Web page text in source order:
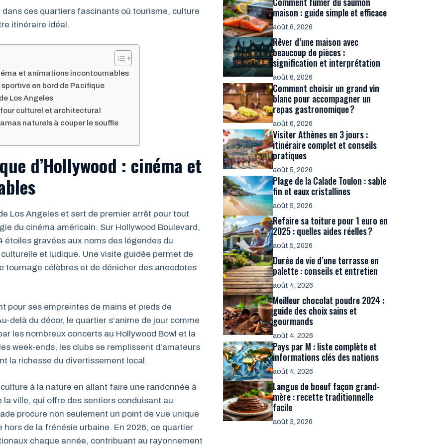
ces quartiers fascinants où tourisme, culture
itinéraire idéal.
et animations incontournables
en bord de Pacifique
Los Angeles
culturel et architectural
naturels à couper le souffle
d’Hollywood : cinéma et
Los Angeles et sert de premier arrêt pour tout
du cinéma américain. Sur Hollywood Boulevard,
étoiles gravées aux noms des légendes du
et ludique. Une visite guidée permet de
tournage célèbres et de dénicher des anecdotes
pour ses empreintes de mains et pieds de
delà du décor, le quartier s’anime de jour comme
les nombreux concerts au Hollywood Bowl et la
week-ends, les clubs se remplissent d’amateurs
la richesse du divertissement local.
à la nature en allant faire une randonnée à
ville, qui offre des sentiers conduisant au
procure non seulement un point de vue unique
de la frénésie urbaine. En 2026, ce quartier
chaque année, contribuant au rayonnement
maison : guide simple et efficace
août 6, 2026
Rêver d’une maison avec
beaucoup de pièces :
signification et interprétation
août 6, 2026
Comment choisir un grand vin
blanc pour accompagner un
repas gastronomique ?
août 6, 2026
Visiter Athènes en 3 jours :
itinéraire complet et conseils
pratiques
août 5, 2026
Plage de la Calade Toulon : sable
fin et eaux cristallines
août 5, 2026
Refaire sa toiture pour 1 euro en
2025 : quelles aides réelles ?
août 5, 2026
Durée de vie d’une terrasse en
palette : conseils et entretien
août 4, 2026
Meilleur chocolat poudre 2024 :
guide des choix sains et
gourmands
août 4, 2026
Pays par M : liste complète et
informations clés des nations
août 4, 2026
Langue de boeuf façon grand-
mère : recette traditionnelle
facile
août 3, 2026